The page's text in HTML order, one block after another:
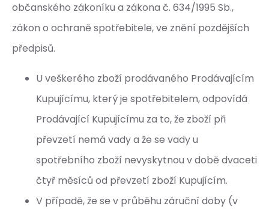
občanského zákoníku a zákona č. 634/1995 Sb.,
zákon o ochraně spotřebitele, ve znění pozdějších
předpisů.
U veškerého zboží prodávaného Prodávajícím
Kupujícímu, který je spotřebitelem, odpovídá
Prodávající Kupujícímu za to, že zboží při
převzetí nemá vady a že se vady u
spotřebního zboží nevyskytnou v době dvaceti
čtyř měsíců od převzetí zboží Kupujícím.
V případě, že se v průběhu záruční doby (v